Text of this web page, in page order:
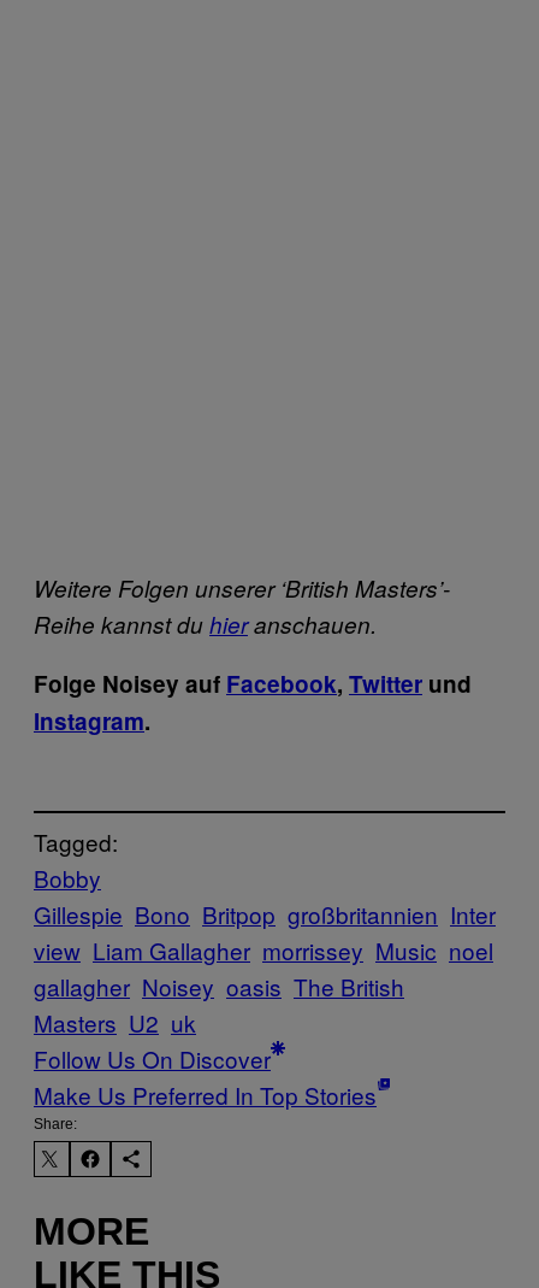
Weitere Folgen unserer ‘British Masters’-
Reihe kannst duhieranschauen.
Folge Noisey auf Facebook, Twitter und
Instagram.
Tagged:
Bobby
Gillespie Bono Britpop großbritannien Inter
view Liam Gallagher morrissey Music noel
gallagher Noisey oasis The British
Masters U2 uk
Follow Us On Discover
Make Us Preferred In Top Stories
Share:
MORE
LIKE THIS